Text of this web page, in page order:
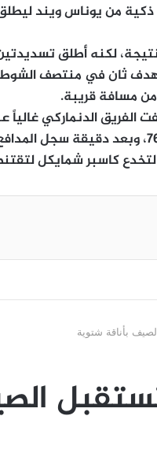
ذكية من يوناس ويند
لكنه أطلق
ثان في منتصف الشوط
مسافة قريبة.
الفريق الدنماركي
سلوفينيا في القائم في الدقيقة 76،
كاسبر شمايكل